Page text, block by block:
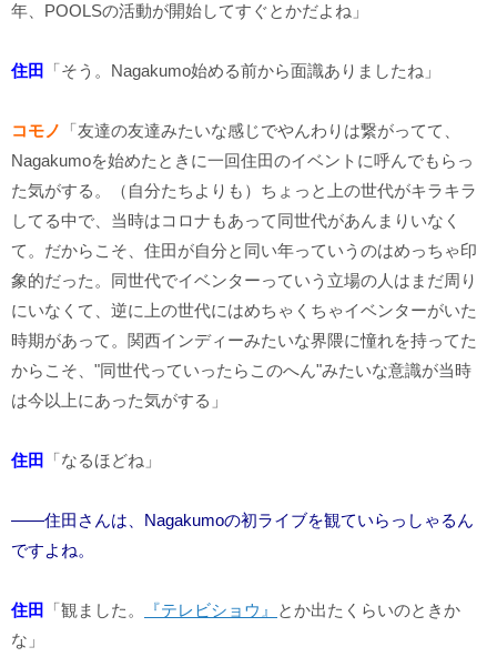
年、POOLSの活動が開始してすぐとかだよね」
住田 「そう。Nagakumo始める前から面識ありましたね」
コモノ
「友達の友達みたいな感じでやんわりは繋がってて、
Nagakumoを始めたときに一回住田のイベントに呼んでもらっ
た気がする。（自分たちよりも）ちょっと上の世代がキラキラ
してる中で、当時はコロナもあって同世代があんまりいなく
て。だからこそ、住田が自分と同い年っていうのはめっちゃ印
象的だった。同世代でイベンターっていう立場の人はまだ周り
にいなくて、逆に上の世代にはめちゃくちゃイベンターがいた
時期があって。関西インディーみたいな界隈に憧れを持ってた
からこそ、"同世代っていったらこのへん"みたいな意識が当時
は今以上にあった気がする」
住田 「なるほどね」
――住田さんは、Nagakumoの初ライブを観ていらっしゃるん
ですよね。
住田 「観ました。 『テレビショウ』
とか出たくらいのときか
な」